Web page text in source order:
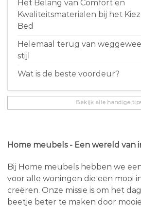
Het Belang van Comfort en
Kwaliteitsmaterialen bij het
Bed
Helemaal terug van
stijl
Wat is de beste voordeur?
Bekijk alle handige
Home meubels - Een wereld van
Bij Home meubels hebben we
voor alle woningen die een mooi
creëren. Onze missie is om het
beetje beter te maken door mooie